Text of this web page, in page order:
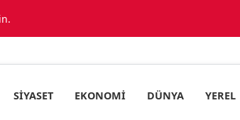
SIYASET EKONOMI DÜNYA YEREL